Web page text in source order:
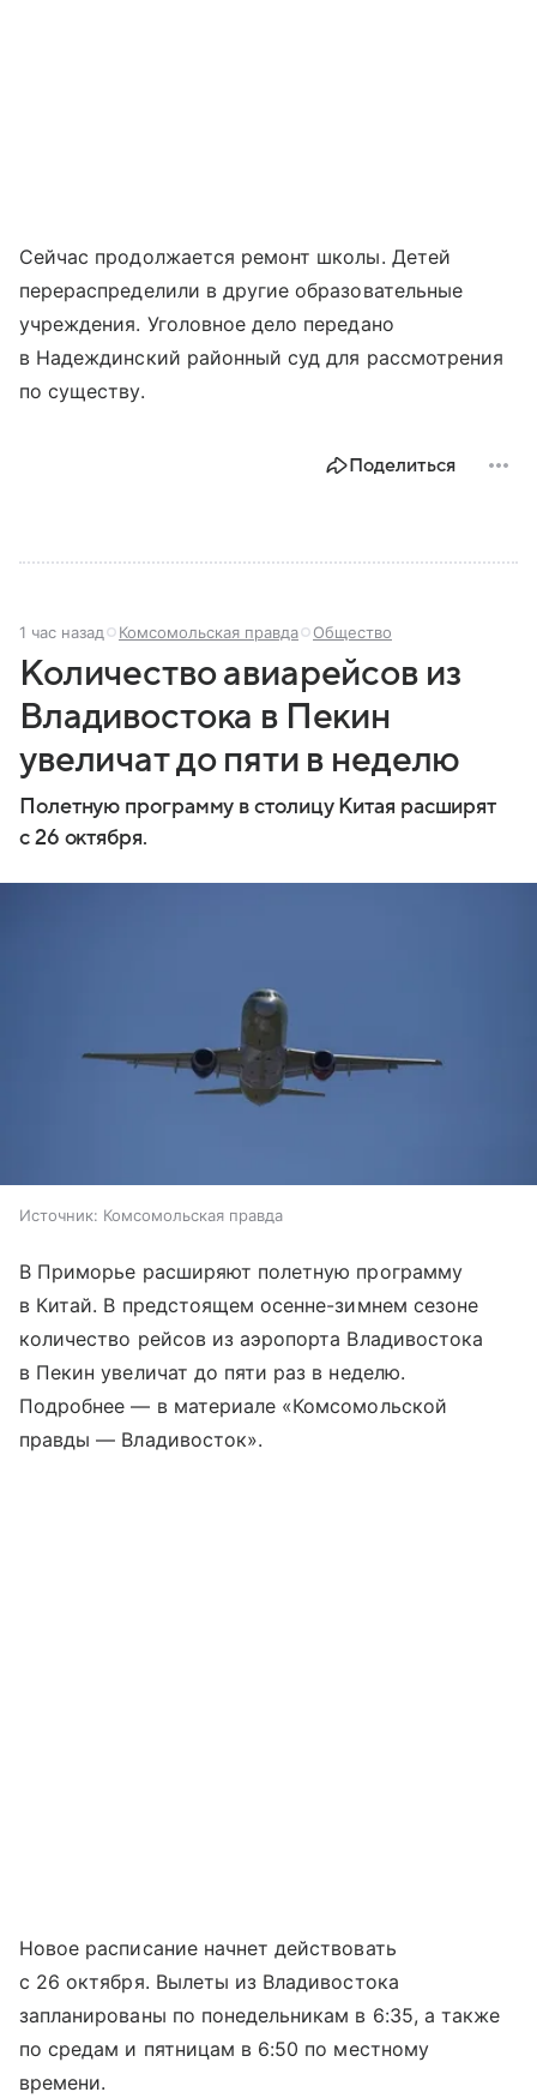
Сейчас продолжается ремонт школы. Детей
перераспределили в другие образовательные
учреждения. Уголовное дело передано
в Надеждинский районный суд для рассмотрения
по существу.
Поделиться
1 час назад Комсомольская правда Общество
Количество авиарейсов из
Владивостока в Пекин
увеличат до пяти в неделю
Полетную программу в столицу Китая расширят
с 26 октября.
Источник: Комсомольская правда
В Приморье расширяют полетную программу
в Китай. В предстоящем осенне-зимнем сезоне
количество рейсов из аэропорта Владивостока
в Пекин увеличат до пяти раз в неделю.
Подробнее — в материале «Комсомольской
правды — Владивосток».
Новое расписание начнет действовать
с 26 октября. Вылеты из Владивостока
запланированы по понедельникам в 6:35, а также
по средам и пятницам в 6:50 по местному
времени.